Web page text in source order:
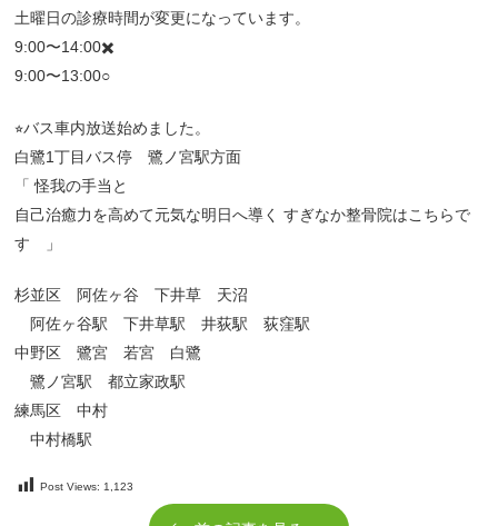
土曜日の診療時間が変更になっています。
9:00〜14:00✖️
9:00〜13:00○
⭐︎バス車内放送始めました。
白鷺1丁目バス停 鷺ノ宮駅方面
「 怪我の手当と
自己治癒力を高めて元気な明日へ導く すぎなか整骨院はこちらで
す 」
杉並区 阿佐ヶ谷 下井草 天沼
阿佐ヶ谷駅 下井草駅 井荻駅 荻窪駅
中野区 鷺宮 若宮 白鷺
鷺ノ宮駅 都立家政駅
練馬区 中村
中村橋駅
Post Views: 1,123